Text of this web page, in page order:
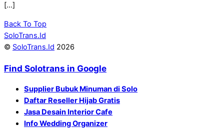
[…]
Back To Top
SoloTrans.Id
© SoloTrans.Id 2026
Find Solotrans in Google
Supplier Bubuk Minuman di Solo
Daftar Reseller Hijab Gratis
Jasa Desain Interior Cafe
Info Wedding Organizer